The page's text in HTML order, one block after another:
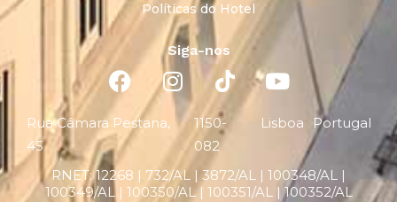
Políticas do Hotel
Siga-nos
Rua Câmara Pestana,
45
1150-
082
Lisboa Portugal
RNET:12268 | 732/AL | 3872/AL | 100348/AL |
100349/AL | 100350/AL | 100351/AL | 100352/AL